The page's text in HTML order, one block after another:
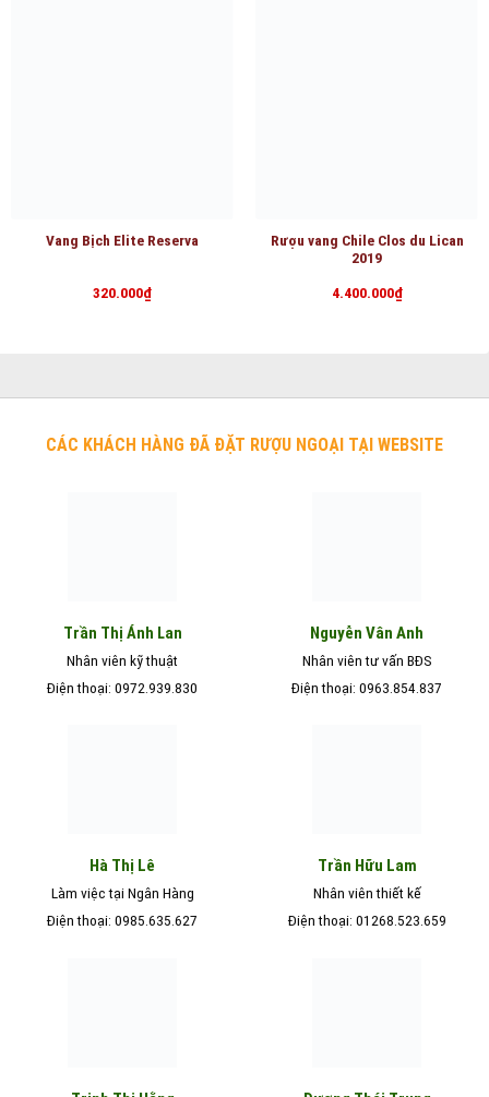
Vang Bịch Elite Reserva
320.000₫
Rượu vang Chile Clos du Lican
2019
4.400.000₫
CÁC KHÁCH HÀNG ĐÃ ĐẶT RƯỢU NGOẠI TẠI WEBSITE
Trần Thị Ánh Lan
Nhân viên kỹ thuật
Điện thoại: 0972.939.830
Nguyễn Vân Anh
Nhân viên tư vấn BĐS
Điện thoại: 0963.854.837
Hà Thị Lê
Làm việc tại Ngân Hàng
Điện thoại: 0985.635.627
Trần Hữu Lam
Nhân viên thiết kế
Điện thoại: 01268.523.659